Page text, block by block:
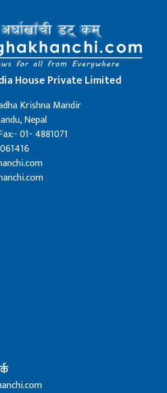
House Private Limited
Krishna Mandir
Nepal
01- 4881071